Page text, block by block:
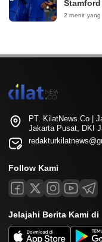
2 menit yang
PT. KilatNews.Co |
Jakarta Pusat, DKI
Follow Kami
Jelajahi Berita Kami di